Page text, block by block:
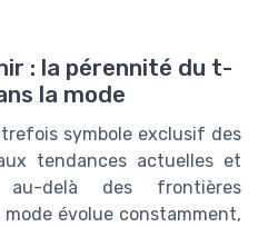
: la pérennité du t-
la mode
symbole exclusif des
tendances actuelles et
delà des frontières
évolue constamment,